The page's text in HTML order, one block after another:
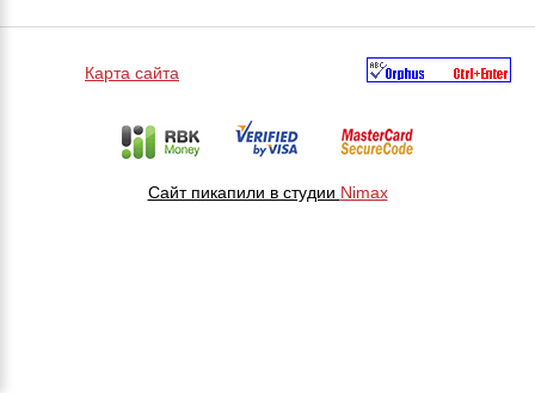
Карта сайта
Сайт пикапили в студии Nimax